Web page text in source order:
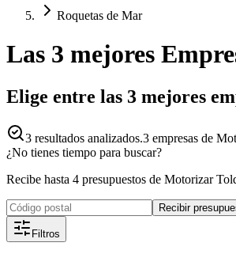
Roquetas de Mar
Las 3 mejores
Elige entre las 3 mejores
3 resultados analizados.3 empresas de
¿No tienes tiempo para buscar?
Recibe hasta 4 presupuestos de Motorizar
Recibir
Filtros